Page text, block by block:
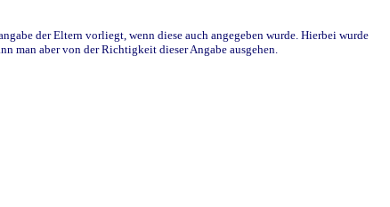
der Eltern vorliegt, wenn diese auch angegeben wurde. Hierbei wurde
man aber von der Richtigkeit dieser Angabe ausgehen.